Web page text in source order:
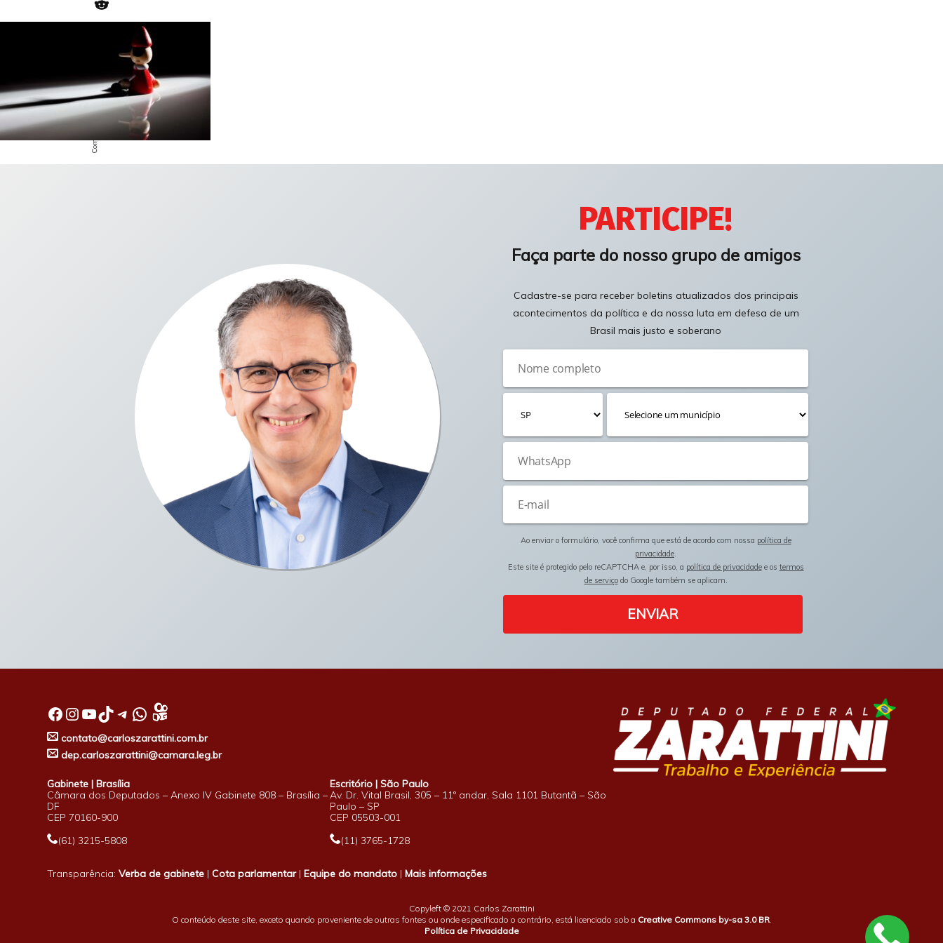
PARTICIPE!
Faça parte do nosso grupo de amigos
Cadastre-se para receber boletins atualizados dos principais
acontecimentos da política e da nossa luta em defesa de um
Brasil mais justo e soberano
Ao enviar o formulário, você confirma que está de acordo com nossa política de
privacidade
Este site é protegido pelo reCAPTCHA e, por isso, a política de privacidadee os termos
de serviçodo Google também se aplicam.
ENVIAR
Facebook InstagramYoutube TikTok Telegram WhatsApp
contato@carloszarattini.com.br
dep.carloszarattini@camara.leg.br
Gabinete | Brasília
Câmara dos Deputados – Anexo IV Gabinete 808 – Brasília –
DF
CEP 70160-900
(61) 3215-5808
Escritório | São Paulo
Av. Dr. Vital Brasil, 305 – 11º andar, Sala 1101 Butantã – São
Paulo – SP
CEP 05503-001
(11) 3765-1728
Transparência:Verba de gabinete |Cota parlamentar|Equipe do mandato |Mais informações
Copyleft © 2021 Carlos Zarattini
O conteúdo deste site, exceto quando proveniente de outras fontes ou onde especificado o contrário, está licenciado sob a Creative Commons by-sa 3.0 BR.
Política de Privacidade